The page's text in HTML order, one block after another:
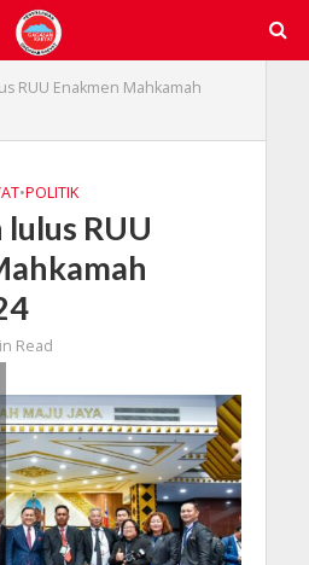
RUU Enakmen Mahkamah
•POLITIK
lulus RUU
Read